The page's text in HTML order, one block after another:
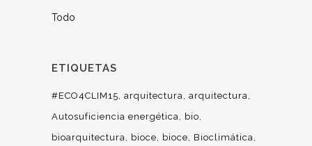
Todo
ETIQUETAS
#ECO4CLIM15 arquitectura arquitectura
Autosuficiencia energética
bio
bioarquitectura
bioce bioce
Bioclimática